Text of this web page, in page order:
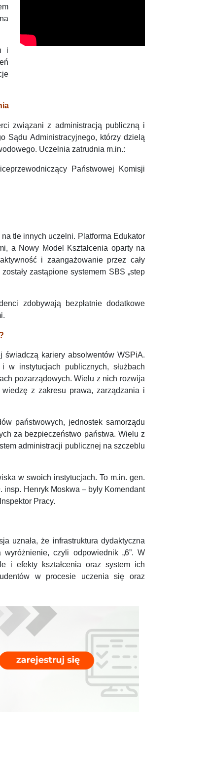
i
związani z administracją publiczną i
Sądu Administracyjnego, którzy dzielą
Uczelnia zatrudnia m.in.:
Państwowej Komisji
tle innych uczelni. Platforma Edukator
a Nowy Model Kształcenia oparty na
i zaangażowanie przez cały
zastąpione systemem SBS „step
zdobywają bezpłatnie dodatkowe
kariery absolwentów WSPiA.
instytucjach publicznych, służbach
pozarządowych. Wielu z nich rozwija
wiedzę z zakresu prawa, zarządzania i
państwowych, jednostek samorządu
za bezpieczeństwo państwa. Wielu z
administracji publicznej na szczeblu
w swoich instytucjach. To m.in. gen.
insp. Henryk Moskwa – były Komendant
Pracy.
uznała, że infrastruktura dydaktyczna
czyli odpowiednik „6”. W
i efekty kształcenia oraz system ich
w procesie uczenia się oraz